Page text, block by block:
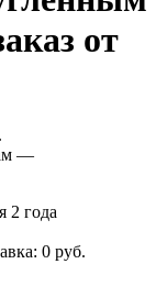
от
—
2 года
0 руб.